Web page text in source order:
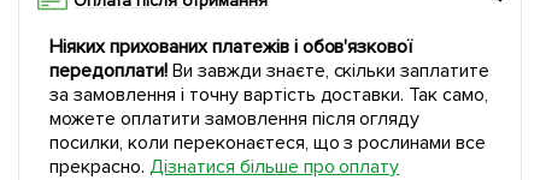
Ніяких прихованих платежів і обов'язкової
передоплати!Ви завжди знаєте, скільки заплатите
за замовлення і точну вартість доставки. Так само,
можете оплатити замовлення після огляду
посилки, коли переконаєтеся, що з рослинами все
прекрасно. Дізнатися більше про оплату